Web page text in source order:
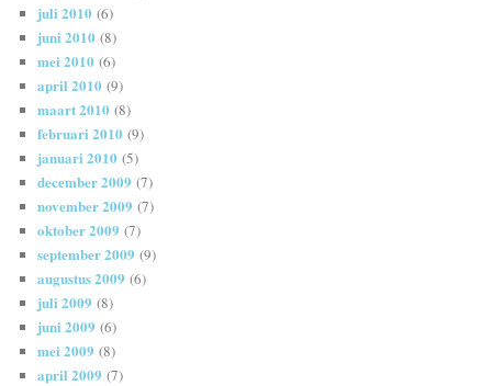
juli 2010 (6)
juni 2010 (8)
mei 2010 (6)
april 2010 (9)
maart 2010 (8)
februari 2010 (9)
januari 2010 (5)
december 2009 (7)
november 2009 (7)
oktober 2009 (7)
september 2009 (9)
augustus 2009 (6)
juli 2009 (8)
juni 2009 (6)
mei 2009 (8)
april 2009 (7)